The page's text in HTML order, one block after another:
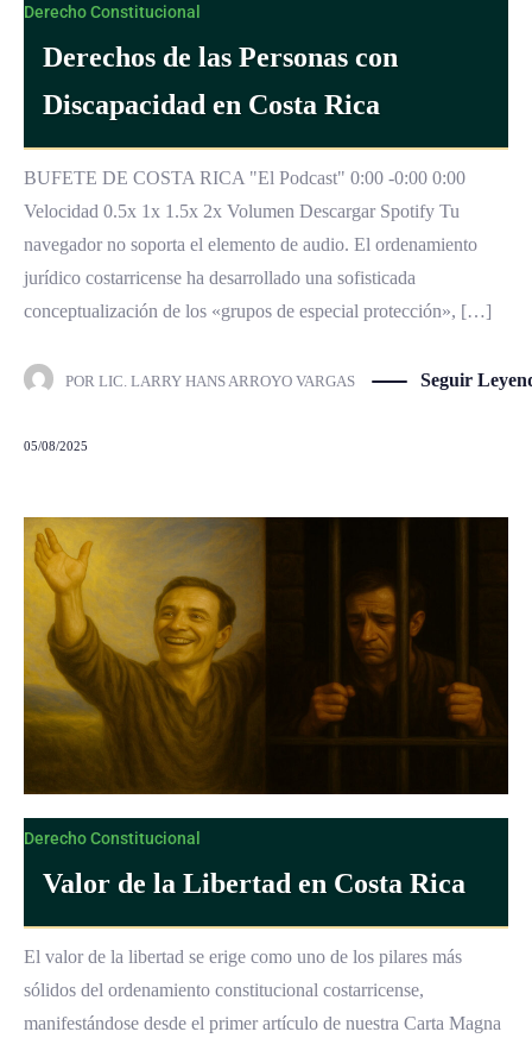
Derecho Constitucional
Derechos de las Personas con
Discapacidad en Costa Rica
BUFETE DE COSTA RICA "El Podcast" 0:00 -0:00 0:00
Velocidad 0.5x 1x 1.5x 2x Volumen Descargar Spotify Tu
navegador no soporta el elemento de audio. El ordenamiento
jurídico costarricense ha desarrollado una sofisticada
conceptualización de los «grupos de especial protección», […]
POR LIC. LARRY HANS ARROYO VARGAS Seguir
05/08/2025
Derecho Constitucional
Valor de la Libertad en Costa Rica
El valor de la libertad se erige como uno de los pilares más
sólidos del ordenamiento constitucional costarricense,
manifestándose desde el primer artículo de nuestra Carta Magna